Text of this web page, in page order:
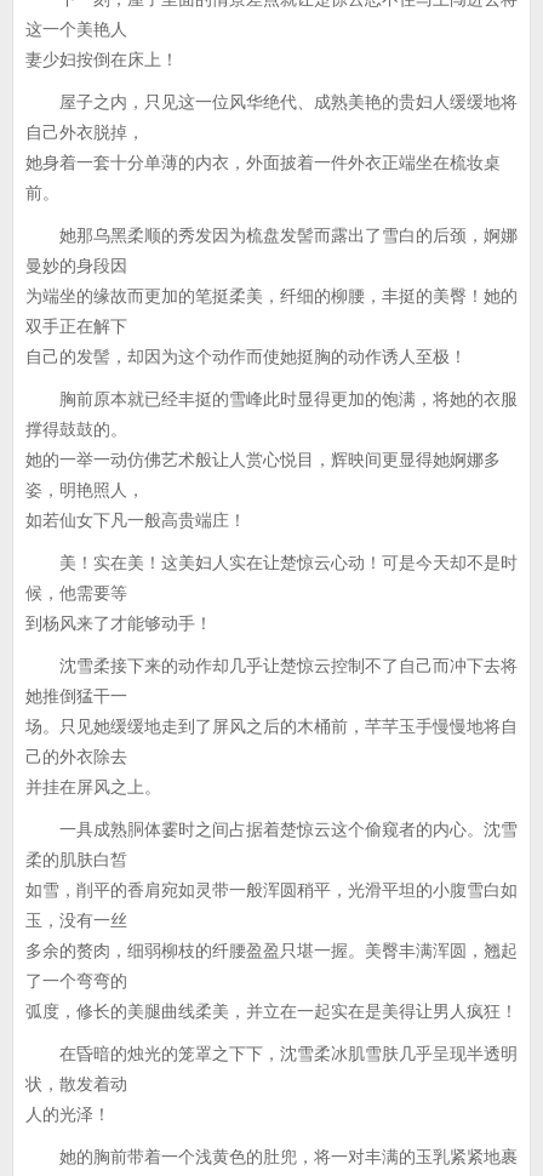
这一个美艳人
妻少妇按倒在床上！
屋子之内，只见这一位风华绝代、成熟美艳的贵妇人缓缓地将
自己外衣脱掉，
她身着一套十分单薄的内衣，外面披着一件外衣正端坐在梳妆桌
前。
她那乌黑柔顺的秀发因为梳盘发髻而露出了雪白的后颈，婀娜
曼妙的身段因
为端坐的缘故而更加的笔挺柔美，纤细的柳腰，丰挺的美臀！她的
双手正在解下
自己的发髻，却因为这个动作而使她挺胸的动作诱人至极！
胸前原本就已经丰挺的雪峰此时显得更加的饱满，将她的衣服
撑得鼓鼓的。
她的一举一动仿佛艺术般让人赏心悦目，辉映间更显得她婀娜多
姿，明艳照人，
如若仙女下凡一般高贵端庄！
美！实在美！这美妇人实在让楚惊云心动！可是今天却不是时
候，他需要等
到杨风来了才能够动手！
沈雪柔接下来的动作却几乎让楚惊云控制不了自己而冲下去将
她推倒猛干一
场。只见她缓缓地走到了屏风之后的木桶前，芊芊玉手慢慢地将自
己的外衣除去
并挂在屏风之上。
一具成熟胴体霎时之间占据着楚惊云这个偷窥者的内心。沈雪
柔的肌肤白皙
如雪，削平的香肩宛如灵带一般浑圆稍平，光滑平坦的小腹雪白如
玉，没有一丝
多余的赘肉，细弱柳枝的纤腰盈盈只堪一握。美臀丰满浑圆，翘起
了一个弯弯的
弧度，修长的美腿曲线柔美，并立在一起实在是美得让男人疯狂！
在昏暗的烛光的笼罩之下下，沈雪柔冰肌雪肤几乎呈现半透明
状，散发着动
人的光泽！
她的胸前带着一个浅黄色的肚兜，将一对丰满的玉乳紧紧地裹